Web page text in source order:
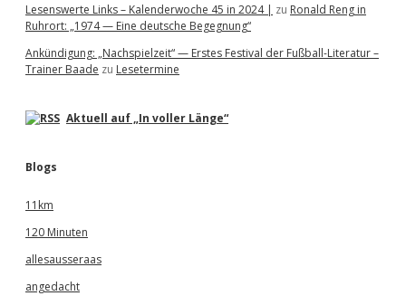
Lesenswerte Links – Kalenderwoche 45 in 2024 | zu Ronald Reng in
Ruhrort: „1974 — Eine deutsche Begegnung“
Ankündigung: „Nachspielzeit“ — Erstes Festival der Fußball-Literatur –
Trainer Baade zu Lesetermine
Aktuell auf „In voller Länge“
Blogs
11km
120 Minuten
allesausseraas
angedacht